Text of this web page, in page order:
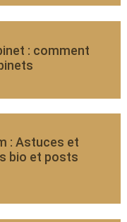
: comment
: Astuces et
bio et posts